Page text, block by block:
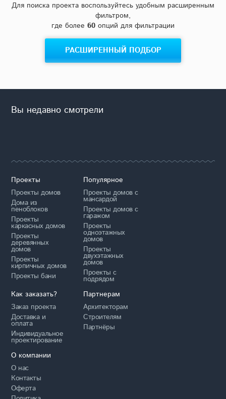
Для поиска проекта воспользуйтесь удобным расширенным
фильтром,
где более 60 опций для фильтрации
РАСШИРЕННЫЙ ПОДБОР
Вы недавно смотрели
Проекты
Проекты домов
Дома из
пеноблоков
Проекты
каркасных домов
Проекты
деревянных
домов
Проекты
кирпичных домов
Проекты бани
Популярное
Проекты домов с
мансардой
Проекты домов с
гаражом
Проекты
одноэтажных
домов
Проекты
двухэтажных
домов
Проекты с
подрядом
Как заказать?
Заказ проекта
Доставка и
оплата
Индивидуальное
проектирование
Партнерам
Архитекторам
Строителям
Партнёры
О компании
О нас
Контакты
Оферта